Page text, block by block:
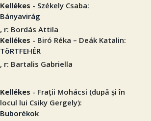
Kellékes - Székely Csaba:
Bányavirág
, r: Bordás Attila
Kellékes - Biró Réka – Deák Katalin:
TöRTFEHÉR
, r: Bartalis Gabriella
Kellékes - Frații Mohácsi (după și în
locul lui Csiky Gergely):
Buborékok